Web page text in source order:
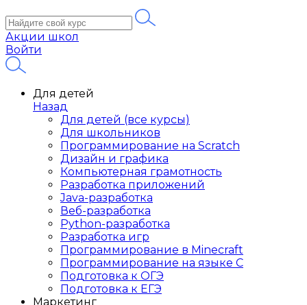
Акции школ
Войти
Для детей
Назад
Для детей (все курсы)
Для школьников
Программирование на Scratch
Дизайн и графика
Компьютерная грамотность
Разработка приложений
Java-разработка
Веб-разработка
Python-разработка
Разработка игр
Программирование в Minecraft
Программирование на языке C
Подготовка к ОГЭ
Подготовка к ЕГЭ
Маркетинг